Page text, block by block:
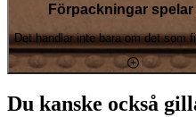
Förpackningar spelar
Det handlar inte bara om det som
Du kanske också